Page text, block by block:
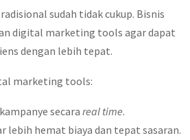
sudah tidak cukup. Bisnis
digital marketing tools agar dapat
dengan lebih tepat.
marketing tools:
secara real time.
lebih hemat biaya dan tepat sasaran.